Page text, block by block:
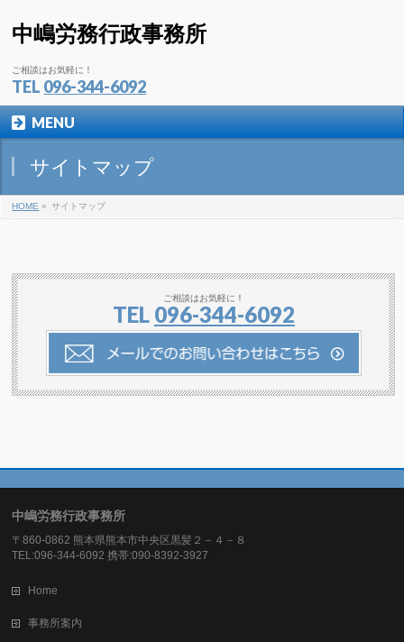
中嶋労務行政事務所
ご相談はお気軽に！
TEL 096-344-6092
MENU
サイトマップ
HOME » サイトマップ
ご相談はお気軽に！
TEL 096-344-6092
中嶋労務行政事務所
〒860-0862 熊本県熊本市中央区黒髪２－４－８
TEL:096-344-6092 携帯:090-8392-3927
Home
事務所案内